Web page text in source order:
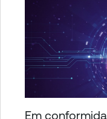
Em